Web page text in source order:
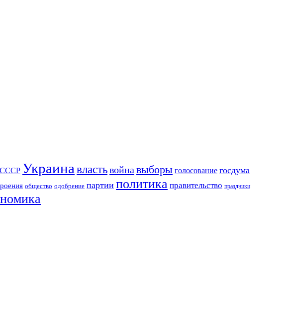
СССР Украина властьвойна выборы голосование госдума
общество одобрение партии политика правительство праздники